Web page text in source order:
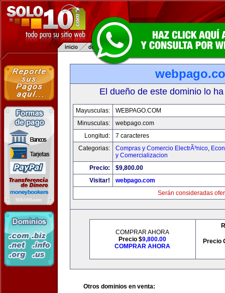
El dueño de este dominio lo
Mayusculas:
WEBPAGO.COM
Minusculas:
webpago.com
Longitud:
7 caracteres
Categorias:
Compras y Comercio ElectrÃ³nico,
y Comercializacion
Precio:
$9,800.00
Visitar!
webpago.com
Serán consideradas
COMPRAR AHORA
Precio $9,800.00
COMPRAR AHORA
Precio
Otros dominios en venta: